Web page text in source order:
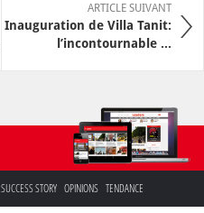
ARTICLE SUIVANT
Inauguration de Villa Tanit:
l’incontournable ...
SUCCESS STORY OPINIONS TENDANCE